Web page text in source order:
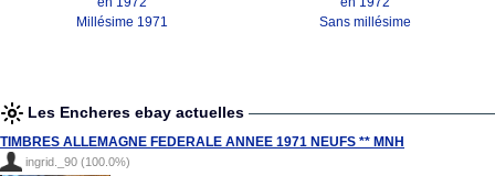
Millésime 1971
Sans millésime
Les Encheres ebay actuelles
TIMBRES ALLEMAGNE FEDERALE ANNEE 1971 NEUFS ** MNH
ingrid._90 (100.0%)